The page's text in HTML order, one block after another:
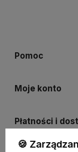
Pomoc
Moje konto
Płatności i
🍪